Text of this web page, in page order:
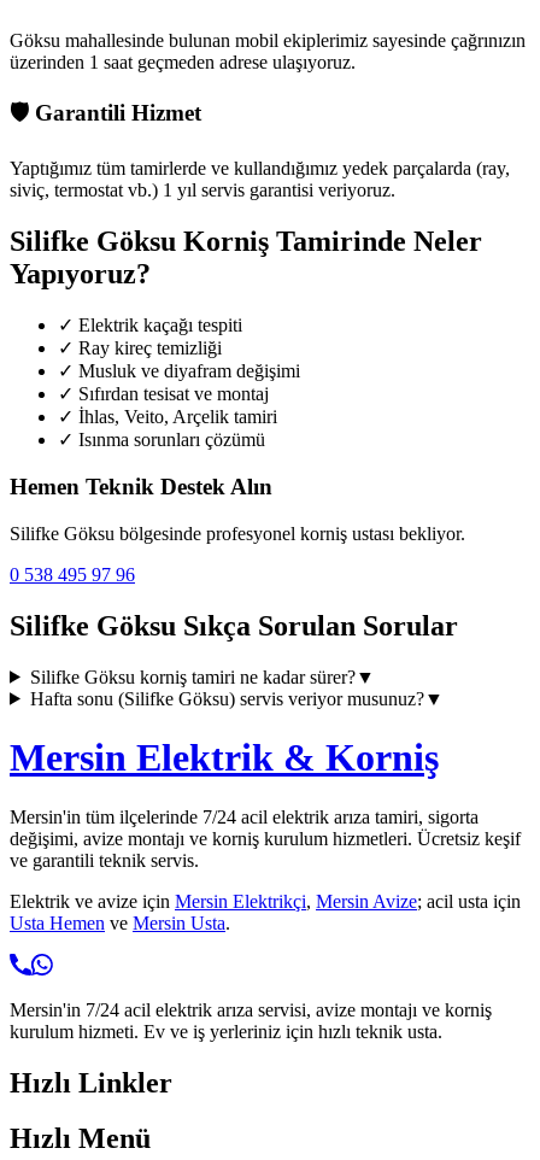
Göksu mahallesinde bulunan mobil ekiplerimiz sayesinde çağrınızın
üzerinden 1 saat geçmeden adrese ulaşıyoruz.
🛡️ Garantili Hizmet
Yaptığımız tüm tamirlerde ve kullandığımız yedek parçalarda (ray,
siviç, termostat vb.) 1 yıl servis garantisi veriyoruz.
Silifke Göksu Korniş Tamirinde Neler
Yapıyoruz?
✓ Elektrik kaçağı tespiti
✓ Ray kireç temizliği
✓ Musluk ve diyafram değişimi
✓ Sıfırdan tesisat ve montaj
✓ İhlas, Veito, Arçelik tamiri
✓ Isınma sorunları çözümü
Hemen Teknik Destek Alın
Silifke Göksu bölgesinde profesyonel korniş ustası bekliyor.
0 538 495 97 96
Silifke Göksu Sıkça Sorulan Sorular
Silifke Göksu korniş tamiri ne kadar sürer?▼
Hafta sonu (Silifke Göksu) servis veriyor musunuz?▼
Mersin Elektrik & Korniş
Mersin'in tüm ilçelerinde 7/24 acil elektrik arıza tamiri, sigorta
değişimi, avize montajı ve korniş kurulum hizmetleri. Ücretsiz keşif
ve garantili teknik servis.
Elektrik ve avize için Mersin Elektrikçi, Mersin Avize; acil usta için
Usta Hemen ve Mersin Usta.
Mersin'in 7/24 acil elektrik arıza servisi, avize montajı ve korniş
kurulum hizmeti. Ev ve iş yerleriniz için hızlı teknik usta.
Hızlı Linkler
Hızlı Menü